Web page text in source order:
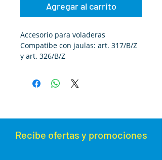
Agregar al carrito
Accesorio para voladeras
Compatibe con jaulas: art. 317/B/Z
y art. 326/B/Z
Recibe ofertas y promociones